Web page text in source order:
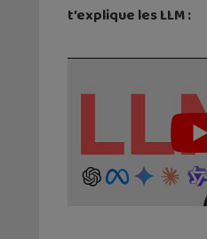
t’explique les LLM :